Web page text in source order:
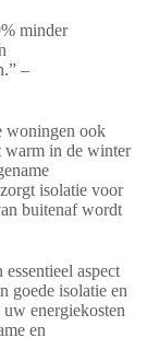
minder
–
woningen ook
warm in de winter
isolatie voor
buitenaf wordt
aspect
goede isolatie en
energiekosten
en